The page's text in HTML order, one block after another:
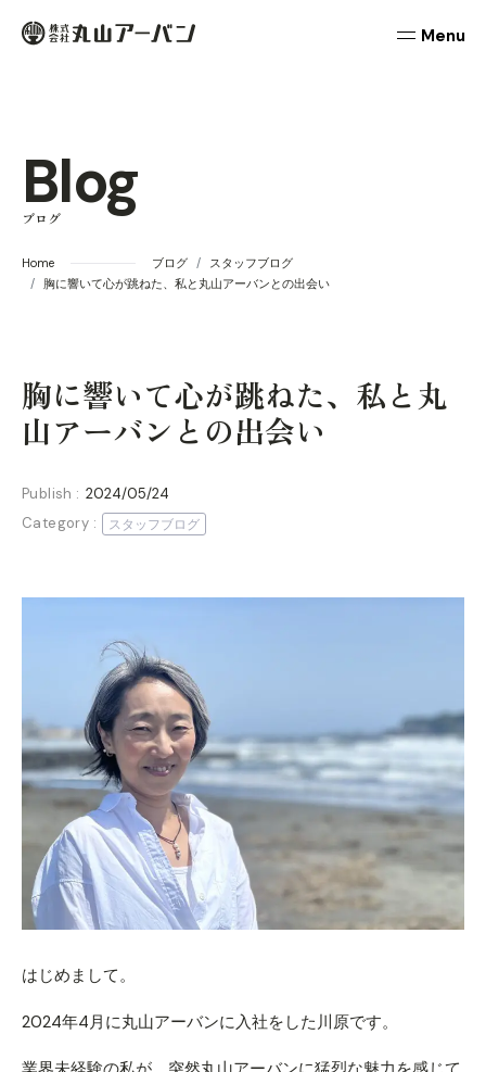
メニ
丸山アーバン
ブログ
Blog
Home ブログ
スタッフブログ
胸に響いて心が跳ねた、私と丸山アーバンとの出会い
胸に響いて心が跳ねた、私と丸
山アーバンとの出会い
Publish : 2024/05/24
Category :
スタッフブログ
はじめまして。
2024年4月に丸山アーバンに入社をした川原です。